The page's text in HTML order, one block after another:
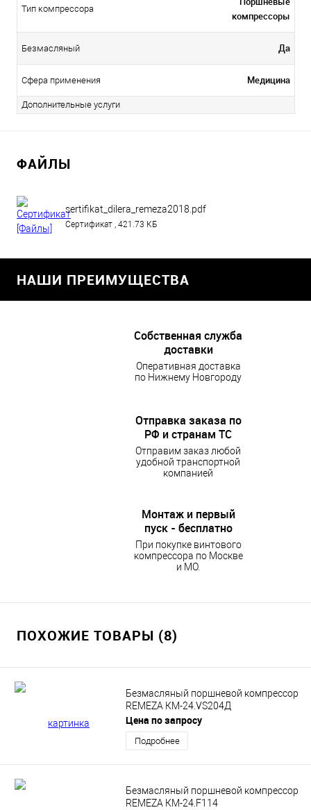
Тип компрессора
компрессоры
Безмасляный Да
Сфера применения Медицина
Дополнительные услуги
ФАЙЛЫ
sertifikat_dilera_remeza2018.pdf
Сертификат , 421.73 КБ
НАШИ ПРЕИМУЩЕСТВА
Собственная служба
доставки
Оперативная доставка
по Нижнему Новгороду
Отправка заказа по
РФ и странам ТС
Отправим заказ любой
удобной транспортной
компанией
Монтаж и первый
пуск - бесплатно
При покупке винтового
компрессора по Москве
и МО.
ПОХОЖИЕ ТОВАРЫ (8)
Безмасляный поршневой компрессор
REMEZA КМ-24.VS204Д
Цена по запросу
Подробнее
Безмасляный поршневой компрессор
REMEZA КМ-24.F114